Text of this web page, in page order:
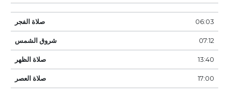
06:03
07:12
13:40
17:00